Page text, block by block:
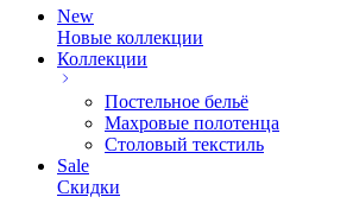
New
Новые коллекции
Коллекции
Постельное бельё
Махровые полотенца
Столовый текстиль
Sale
Скидки